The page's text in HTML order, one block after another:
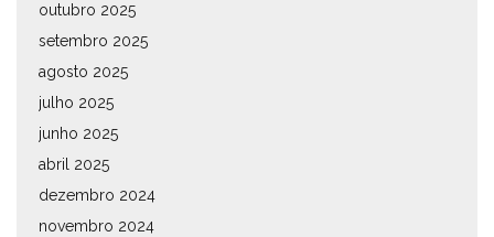
outubro 2025
setembro 2025
agosto 2025
julho 2025
junho 2025
abril 2025
dezembro 2024
novembro 2024